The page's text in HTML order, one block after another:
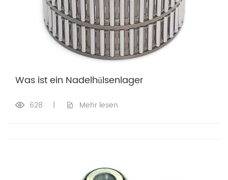
Was ist ein Nadelhülsenlager
628 | Mehr lesen